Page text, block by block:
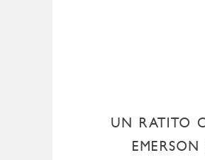
UN RATITO
EMERSON